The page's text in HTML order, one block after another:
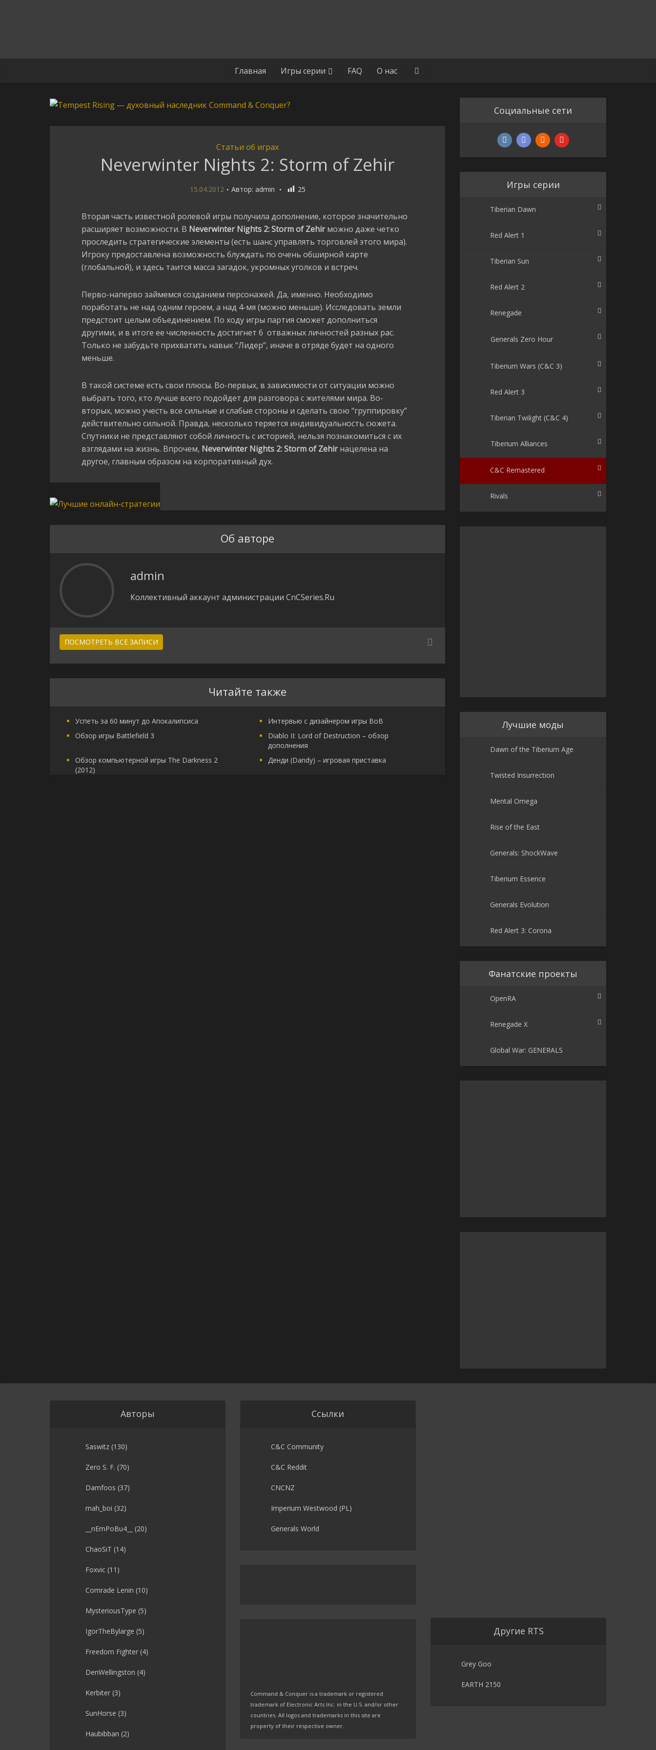
Главная Игры серии FAQ О нас
Статьи об играх
Neverwinter Nights 2: Storm of Zehir
15.04.2012 Автор: admin 25
Вторая часть известной ролевой игры получила дополнение, которое значительно
расширяет возможности. В Neverwinter Nights 2: Storm of Zehirможно даже четко
проследить стратегические элементы (есть шанс управлять торговлей этого мира).
Игроку предоставлена возможность блуждать по очень обширной карте
(глобальной), и здесь таится масса загадок, укромных уголков и встреч.
Перво-наперво займемся созданием персонажей. Да, именно. Необходимо
поработать не над одним героем, а над 4-мя (можно меньше). Исследовать земли
предстоит целым объединением. По ходу игры партия сможет дополниться
другими, и в итоге ее численность достигнет 6 отважных личностей разных рас.
Только не забудьте прихватить навык “Лидер”, иначе в отряде будет на одного
меньше.
В такой системе есть свои плюсы. Во-первых, в зависимости от ситуации можно
выбрать того, кто лучше всего подойдет для разговора с жителями мира. Во-
вторых, можно учесть все сильные и слабые стороны и сделать свою “группировку”
действительно сильной. Правда, несколько теряется индивидуальность сюжета.
Спутники не представляют собой личность с историей, нельзя познакомиться с их
взглядами на жизнь. Впрочем, Neverwinter Nights 2: Storm of Zehirнацелена на
другое, главным образом на корпоративный дух.
Об авторе
admin
Коллективный аккаунт администрации CnCSeries.Ru
ПОСМОТРЕТЬ ВСЕ ЗАПИСИ
Читайте также
Успеть за 60 минут до Апокалипсиса
Интервью с дизайнером игры ВоВ
Обзор игры Battlefield 3
Diablo II: Lord of Destruction – обзор
дополнения
Обзор компьютерной игры The Darkness 2
(2012)
Денди (Dandy) – игровая приставка
Социальные сети
Игры серии
Tiberian Dawn
Red Alert 1
Tiberian Sun
Red Alert 2
Renegade
Generals Zero Hour
Tiberium Wars (C&C 3)
Red Alert 3
Tiberian Twilight (C&C 4)
Tiberium Alliances
C&C Remastered
Rivals
Лучшие моды
Dawn of the Tiberium Age
Twisted Insurrection
Mental Omega
Rise of the East
Generals: ShockWave
Tiberium Essence
Generals Evolution
Red Alert 3: Corona
Фанатские проекты
OpenRA
Renegade X
Global War: GENERALS
Авторы
Saswitz (130)
Zero S. F. (70)
Damfoos (37)
mah_boi (32)
__nEmPoBu4__ (20)
ChaoSiT (14)
Foxvic (11)
Comrade Lenin (10)
MysteriousType (5)
IgorTheBylarge (5)
Freedom Fighter (4)
DenWellingston (4)
Kerbiter (3)
SunHorse (3)
Haubibban (2)
Ссылки
C&C Community
C&C Reddit
CNCNZ
Imperium Westwood (PL)
Generals World
Command & Conquer is a trademark or registered
trademark of Electronic Arts Inc. in the U.S. and/or other
countries. All logos and trademarks in this site are
property of their respective owner.
Другие RTS
Grey Goo
EARTH 2150